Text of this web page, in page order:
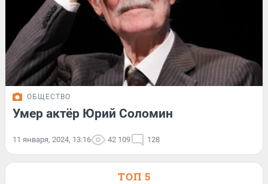
ОБЩЕСТВО
Умер актёр Юрий Соломин
11 января, 2024, 13:16 42 109 128
ТОП 5